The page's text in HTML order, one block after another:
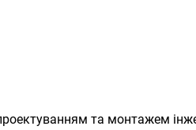
та монтажем